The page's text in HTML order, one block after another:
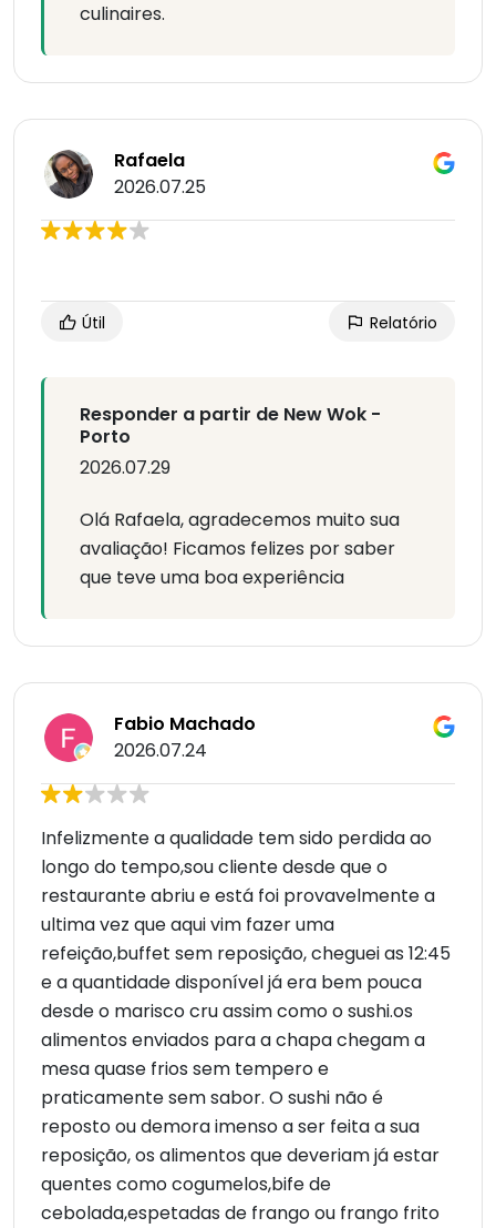
culinaires.
Rafaela
2026.07.25
Útil Relatório
Responder a partir de New Wok -
Porto
2026.07.29
Olá Rafaela, agradecemos muito sua
avaliação! Ficamos felizes por saber
que teve uma boa experiência
Fabio Machado
2026.07.24
Infelizmente a qualidade tem sido perdida ao
longo do tempo,sou cliente desde que o
restaurante abriu e está foi provavelmente a
ultima vez que aqui vim fazer uma
refeição,buffet sem reposição, cheguei as 12:45
e a quantidade disponível já era bem pouca
desde o marisco cru assim como o sushi.os
alimentos enviados para a chapa chegam a
mesa quase frios sem tempero e
praticamente sem sabor. O sushi não é
reposto ou demora imenso a ser feita a sua
reposição, os alimentos que deveriam já estar
quentes como cogumelos,bife de
cebolada,espetadas de frango ou frango frito